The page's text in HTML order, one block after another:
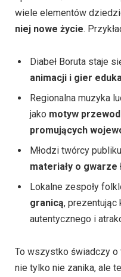
wiele elementów
niej nowe życie.
Diabeł Boruta staje
animacji i gier
Regionalna muzyka
jako motyw
promujących
Młodzi twórcy
materiały o
Lokalne zespoły
granicą, prezentując
autentycznego i
To wszystko świadczy
nie tylko nie zanika, ale